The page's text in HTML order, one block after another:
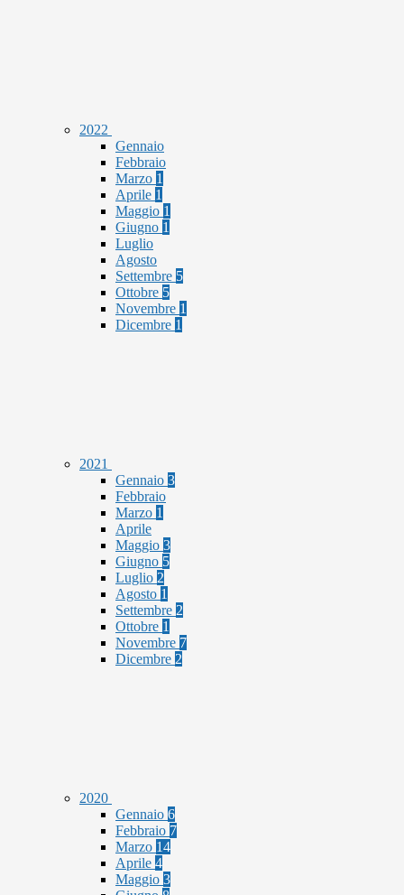
2022
Gennaio
Febbraio
Marzo 1
Aprile 1
Maggio 1
Giugno 1
Luglio
Agosto
Settembre 5
Ottobre 5
Novembre 1
Dicembre 1
2021
Gennaio 3
Febbraio
Marzo 1
Aprile
Maggio 3
Giugno 5
Luglio 2
Agosto 1
Settembre 2
Ottobre 1
Novembre 7
Dicembre 2
2020
Gennaio 6
Febbraio 7
Marzo 14
Aprile 4
Maggio 3